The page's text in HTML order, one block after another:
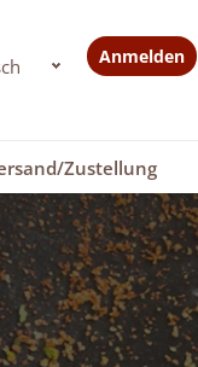
Anmelden
Zustellung